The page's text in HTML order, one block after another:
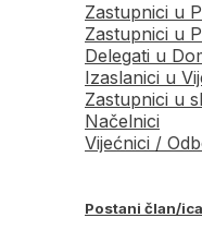
Zastupnici u
Zastupnici u
Delegati u
Izaslanici u
Zastupnici u
Načelnici
Vijećnici /
Postani član/ica